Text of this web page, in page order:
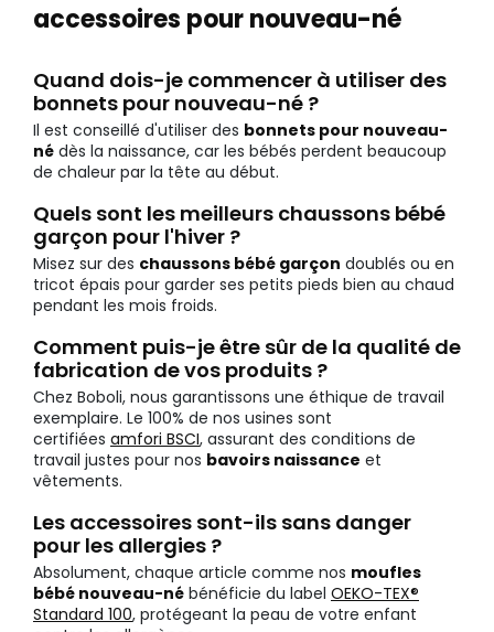
accessoires pour nouveau-né
Quand dois-je commencer à utiliser des
bonnets pour nouveau-né ?
Il est conseillé d'utiliser des bonnets pour nouveau-
né dès la naissance, car les bébés perdent beaucoup
de chaleur par la tête au début.
Quels sont les meilleurs chaussons bébé
garçon pour l'hiver ?
Misez sur des chaussons bébé garçon doublés ou en
tricot épais pour garder ses petits pieds bien au chaud
pendant les mois froids.
Comment puis-je être sûr de la qualité de
fabrication de vos produits ?
Chez Boboli, nous garantissons une éthique de travail
exemplaire. Le 100% de nos usines sont
certifiées amfori BSCI, assurant des conditions de
travail justes pour nos bavoirs naissance et
vêtements.
Les accessoires sont-ils sans danger
pour les allergies ?
Absolument, chaque article comme nos moufles
bébé nouveau-né bénéficie du label OEKO-TEX®
Standard 100, protégeant la peau de votre enfant